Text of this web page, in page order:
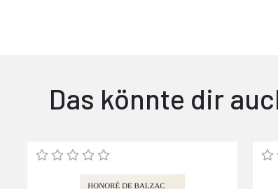
Das könnte dir